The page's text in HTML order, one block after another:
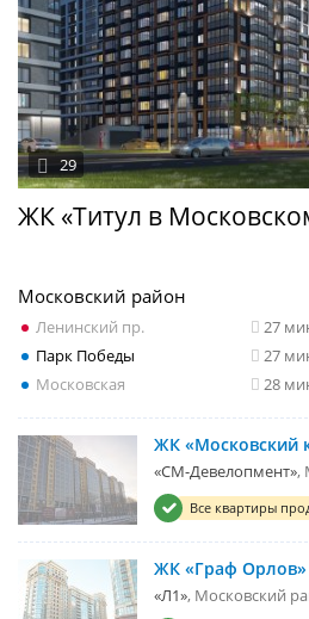
ЖК «Титул в
29
Московский район
Ленинский пр. 27
Парк Победы
27
Московская
28
ЖК «Московский
«СМ-Девелопмент»
Все квартиры
ЖК «Граф Орлов»
«Л1» Московский